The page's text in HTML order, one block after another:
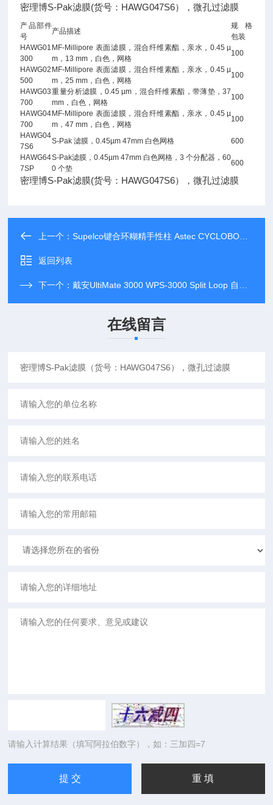
密理博S-Pak滤膜(货号：HAWG047S6），微孔过滤膜
产品部件
号
产品描述
规格
包装
HAWG01
300
MF-Millipore 表面滤膜，混合纤维素酯，亲水，0.45 µ
m，13 mm，白色，网格
100
HAWG02
500
MF-Millipore 表面滤膜，混合纤维素酯，亲水，0.45 µ
m，25 mm，白色，网格
100
HAWG03
700
重量分析滤膜，0.45 µm，混合纤维素酯，带薄垫，37
mm，白色，网格
100
HAWG04
700
MF-Millipore 表面滤膜，混合纤维素酯，亲水，0.45 µ
m，47 mm，白色，网格
100
HAWG04
7S6
S-Pak 滤膜，0.45µm 47mm 白色网格
600
HAWG64
7SP
S-Pak滤膜，0.45µm 47mm 白色网格，3 个分配器，60
0 个垫
600
密理博S-Pak滤膜(货号：HAWG047S6），微孔过滤膜
上一个：Supelco键合环糊精手性柱 Astec CYCLOBOND I 2000
返回列表
下一个：戴安UltiMate 3000 WPS-3000 Split Loop 自动进样器配件
在线留言
请输入计算结果（填写阿拉伯数字），如：三加四=7